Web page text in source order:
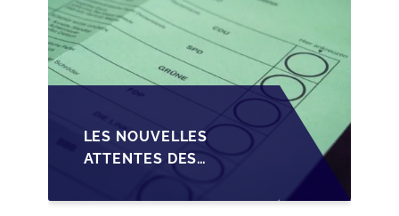
LES NOUVELLES
ATTENTES DES
TRANSMISSION DES